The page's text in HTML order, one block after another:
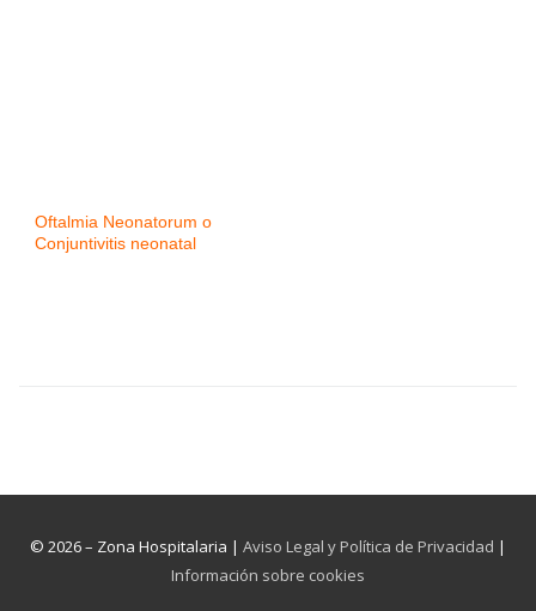
Oftalmia Neonatorum o
Conjuntivitis neonatal
© 2026 – Zona Hospitalaria | Aviso Legal y Política de Privacidad |
Información sobre cookies